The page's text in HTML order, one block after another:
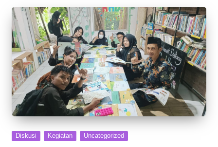
Posted
Diskusi Kegiatan Uncategorized